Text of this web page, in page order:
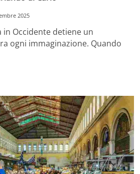
2025
Occidente detiene un
ogni immaginazione. Quando